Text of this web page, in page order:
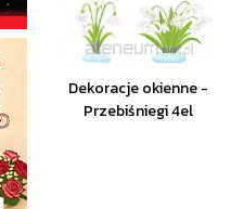
Dekoracje okienne -
Przebiśniegi 4el